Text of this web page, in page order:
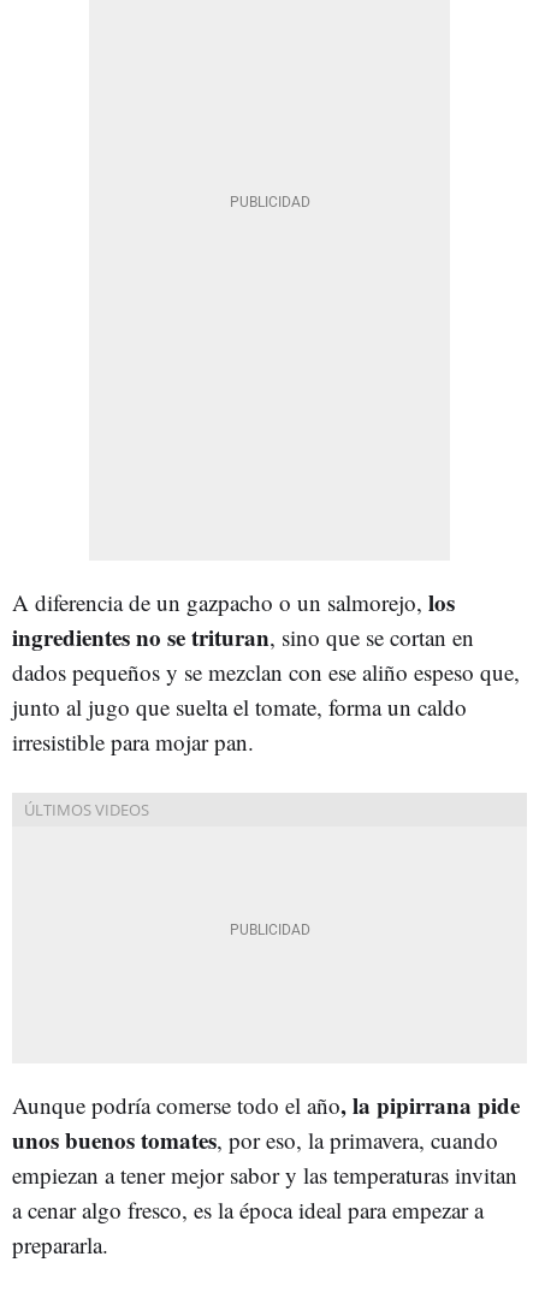
A diferencia de un gazpacho o un salmorejo, los
ingredientes no se trituran, sino que se cortan en
dados pequeños y se mezclan con ese aliño espeso que,
junto al jugo que suelta el tomate, forma un caldo
irresistible para mojar pan.
Aunque podría comerse todo el año, la pipirrana pide
unos buenos tomates, por eso, la primavera, cuando
empiezan a tener mejor sabor y las temperaturas invitan
a cenar algo fresco, es la época ideal para empezar a
prepararla.